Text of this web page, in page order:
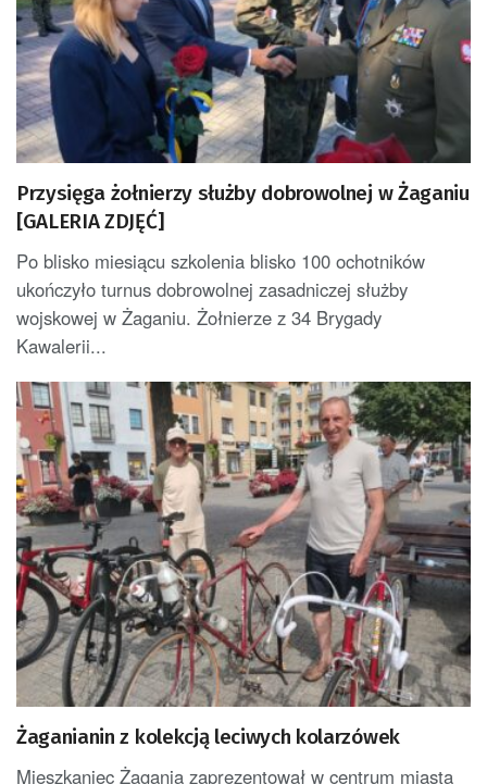
Przysięga żołnierzy służby dobrowolnej w Żaganiu
[GALERIA ZDJĘĆ]
Po blisko miesiącu szkolenia blisko 100 ochotników
ukończyło turnus dobrowolnej zasadniczej służby
wojskowej w Żaganiu. Żołnierze z 34 Brygady
Kawalerii...
Żaganianin z kolekcją leciwych kolarzówek
Mieszkaniec Żagania zaprezentował w centrum miasta